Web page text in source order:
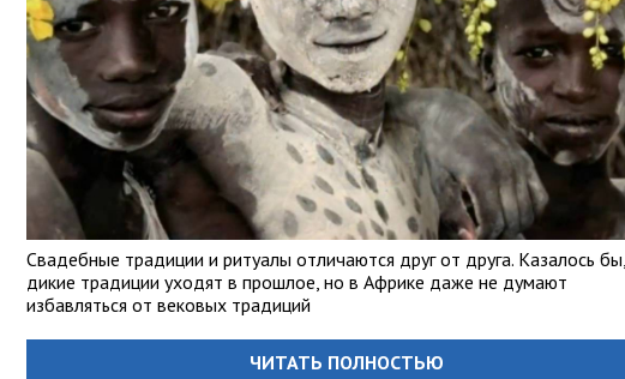
Свадебные традиции и ритуалы отличаются друг от друга. Казалось бы,
дикие традиции уходят в прошлое, но в Африке даже не думают
избавляться от вековых традиций
ЧИТАТЬ ПОЛНОСТЬЮ